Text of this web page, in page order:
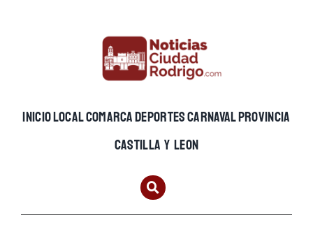
INICIOLOCALCOMARCADEPORTESCARNAVALPROVINCIA
CASTILLA Y LEON